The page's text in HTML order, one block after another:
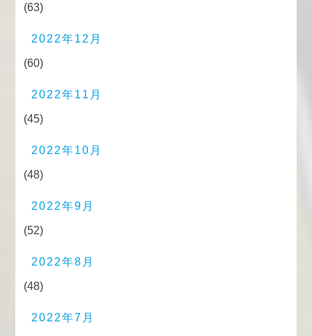
(63)
2022年12月
(60)
2022年11月
(45)
2022年10月
(48)
2022年9月
(52)
2022年8月
(48)
2022年7月